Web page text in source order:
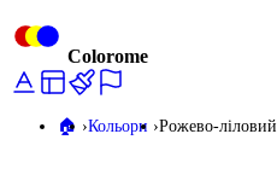
Colorome
🏠️ Кольори Рожево-ліловий